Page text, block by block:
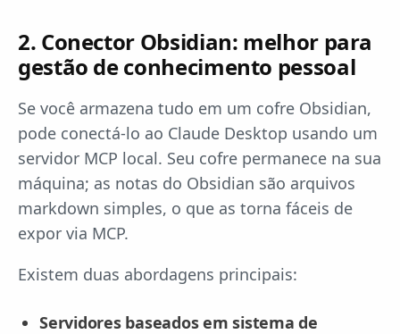
2. Conector Obsidian: melhor para
gestão de conhecimento pessoal
Se você armazena tudo em um cofre Obsidian,
pode conectá-lo ao Claude Desktop usando um
servidor MCP local. Seu cofre permanece na sua
máquina; as notas do Obsidian são arquivos
markdown simples, o que as torna fáceis de
expor via MCP.
Existem duas abordagens principais:
Servidores baseados em sistema de